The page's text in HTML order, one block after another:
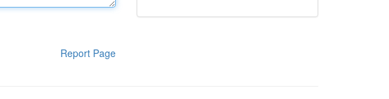
Report Page